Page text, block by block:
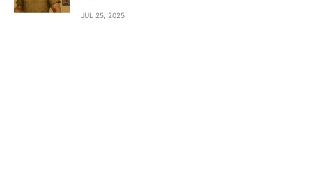
JUL 25, 2025